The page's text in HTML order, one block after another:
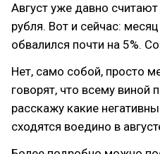
Август уже давно
рубля. Вот и сейчас:
обвалился почти на 5%.
Нет, само собой, просто
говорят, что всему виной
расскажу какие
сходятся воедино в